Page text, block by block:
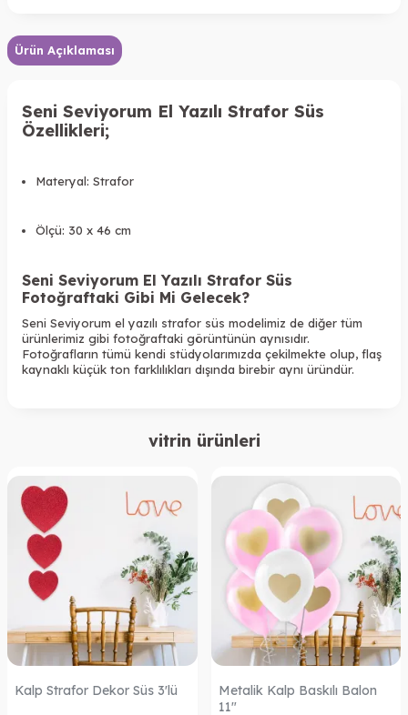
Ürün Açıklaması
Seni Seviyorum El Yazılı Strafor Süs
Özellikleri;
Materyal: Strafor
Ölçü: 30 x 46 cm
Seni Seviyorum El Yazılı Strafor Süs
Fotoğraftaki Gibi Mi Gelecek?
Seni Seviyorum el yazılı strafor süs modelimiz de diğer tüm
ürünlerimiz gibi fotoğraftaki görüntünün aynısıdır.
Fotoğrafların tümü kendi stüdyolarımızda çekilmekte olup, flaş
kaynaklı küçük ton farklılıkları dışında birebir aynı üründür.
vitrin ürünleri
Kalp Strafor Dekor Süs 3'lü
Metalik Kalp Baskılı Balon
11"